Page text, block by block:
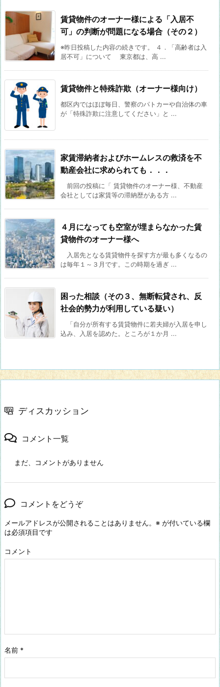
賃貸物件のオーナー様による「入居不
可」の判断が問題になる場合（その２）
※昨日投稿した内容の続きです。 ４．「高齢者は入
居不可」について 東京都は、高 ...
賃貸物件と特殊詐欺（オーナー様向け）
都区内ではほぼ毎日、警察のパトカーや自治体の車
が「特殊詐欺に注意してください」と ...
家賃滞納者およびホームレスの救済を不
動産会社に求められても．．．
前回の投稿に「 賃貸物件のオーナー様、不動産
会社としては家賃等の滞納歴がある方 ...
４月になっても空室が埋まらなかった賃
貸物件のオーナー様へ
入居先となる賃貸物件を探す方が最も多くなるの
は毎年１～３月です。この時期を過ぎ ...
困った相談（その３、無断転貸され、反
社会的勢力が利用している疑い）
「自分が所有する賃貸物件に若夫婦が入居を申し
込み、入居を認めた。ところが１か月 ...
ディスカッション
コメント一覧
まだ、コメントがありません
コメントをどうぞ
メールアドレスが公開されることはありません。 ※ が付いている欄
は必須項目です
コメント
名前 *